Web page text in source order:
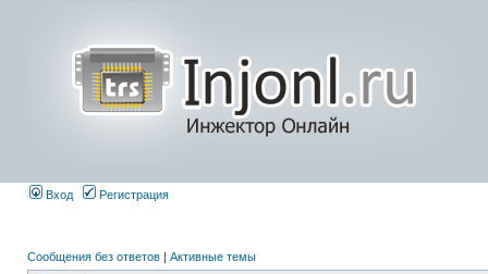
Вход Регистрация
Сообщения без ответов | Активные темы